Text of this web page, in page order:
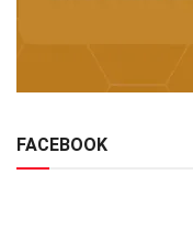
FACEBOOK